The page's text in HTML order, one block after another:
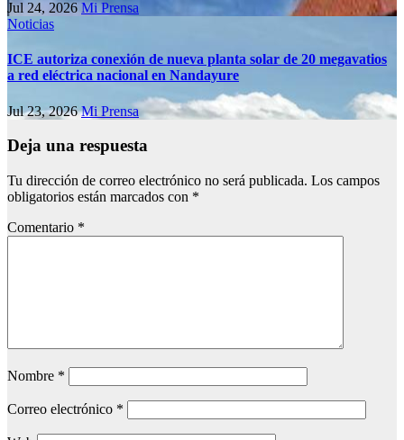
Jul 24, 2026Mi Prensa
Noticias
ICE autoriza conexión de nueva planta solar de 20 megavatios
a red eléctrica nacional en Nandayure
Jul 23, 2026Mi Prensa
Deja una respuesta
Tu dirección de correo electrónico no será publicada. Los campos
obligatorios están marcados con *
Comentario *
Nombre *
Correo electrónico *